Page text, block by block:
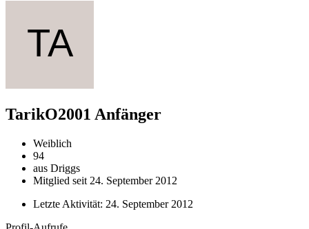
TarikO2001 Anfänger
Weiblich
94
aus Driggs
Mitglied seit 24. September 2012
Letzte Aktivität: 24. September 2012